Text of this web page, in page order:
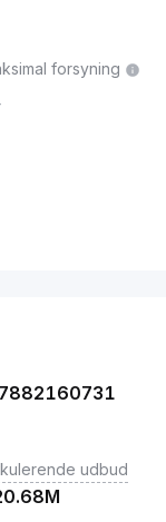
forsyning
udbud